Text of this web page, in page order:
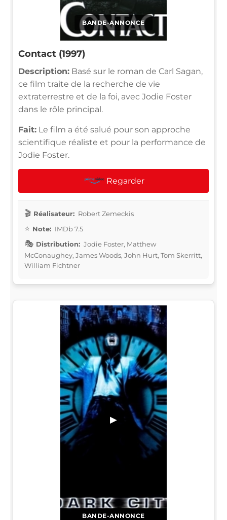
BANDE-ANNONCE
Contact (1997)
Description: Basé sur le roman de Carl Sagan,
ce film traite de la recherche de vie
extraterrestre et de la foi, avec Jodie Foster
dans le rôle principal.
Fait: Le film a été salué pour son approche
scientifique réaliste et pour la performance de
Jodie Foster.
Regarder
Réalisateur: Robert Zemeckis
Note: IMDb 7.5
Distribution: Jodie Foster, Matthew
McConaughey, James Woods, John Hurt, Tom Skerritt,
William Fichtner
BANDE-ANNONCE
▶